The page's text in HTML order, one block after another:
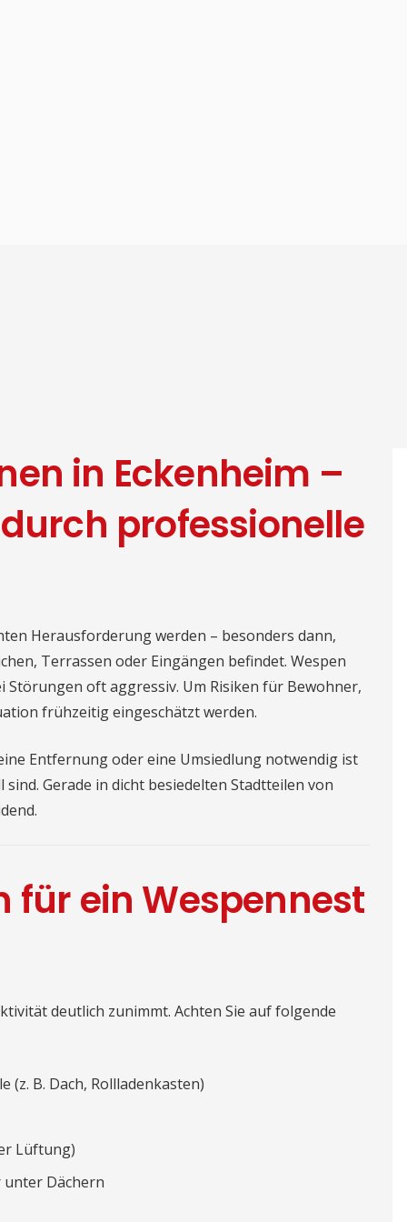
in Eckenheim –
professionelle
Herausforderung werden – besonders dann,
Terrassen oder Eingängen befindet. Wespen
oft aggressiv. Um Risiken für Bewohner,
frühzeitig eingeschätzt werden.
Entfernung oder eine Umsiedlung notwendig ist
Gerade in dicht besiedelten Stadtteilen von
für ein Wespennest
deutlich zunimmt. Achten Sie auf folgende
(z. B. Dach, Rollladenkasten)
Lüftung)
unter Dächern